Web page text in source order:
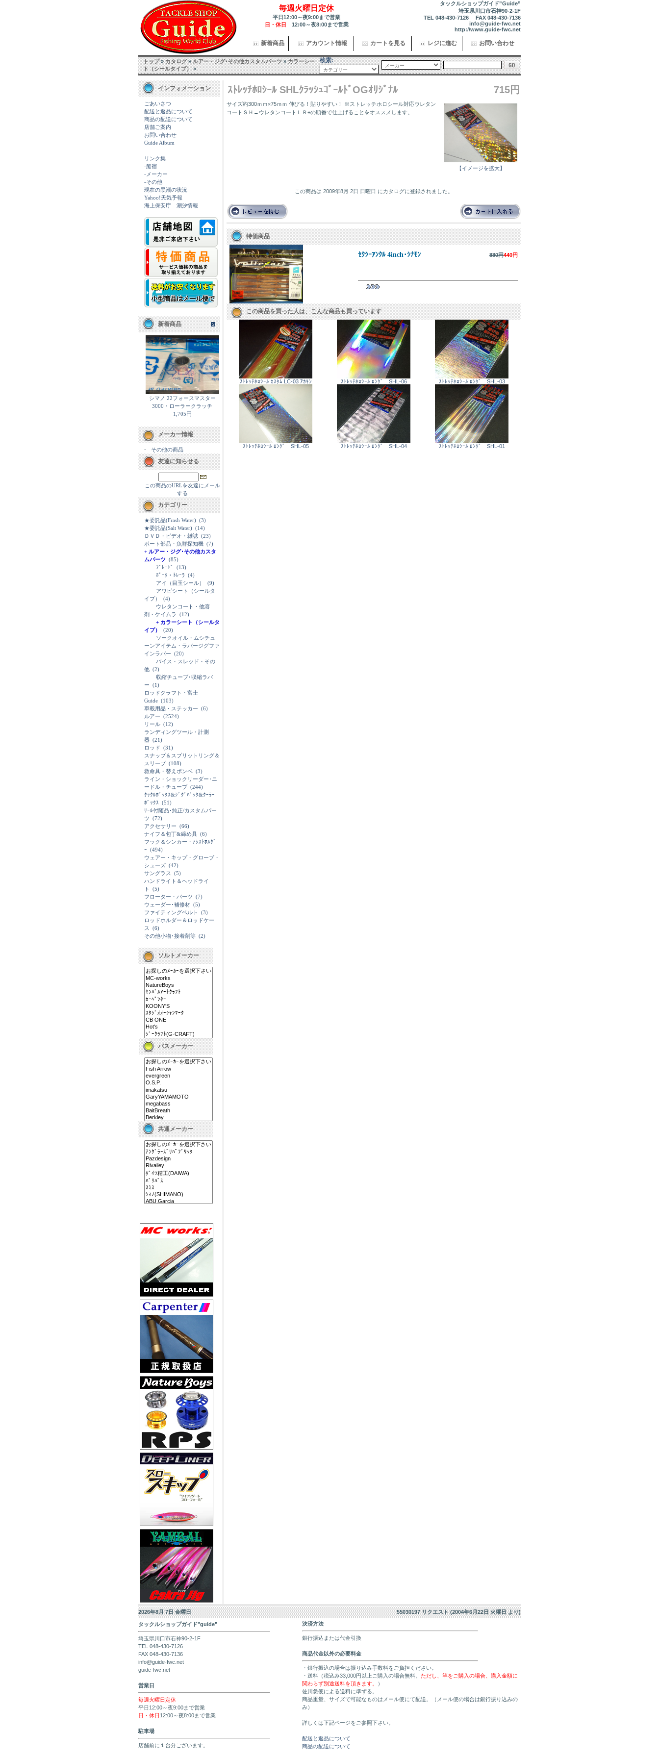
毎週火曜日定休
平日12:00～夜9:00まで営業
日・休日 12:00～夜8:00まで営業
タックルショップガイド”Guide”
埼玉県川口市石神90-2-1F
TEL 048-430-7126 FAX 048-430-7136
info@guide-fwc.net
http://www.guide-fwc.net
新着商品 アカウント情報 カートを見る レジに進む お問い合わせ
トップ»カタログ»ルアー・ジグ･その他カスタムパーツ»カラーシー
ト（シールタイプ）»
検索:
インフォメーション
ごあいさつ
配送と返品について
商品の配送について
店舗ご案内
お問い合わせ
Guide Album
リンク集
-船宿
-メーカー
-その他
現在の黒潮の状況
Yahoo!天気予報
海上保安庁 潮汐情報
新着商品
シマノ 22フォースマスター
3000・ローラークラッチ
1,705円
メーカー情報
- その他の商品
友達に知らせる
この商品のURLを友達にメール
する
カテゴリー
★委託品(Frash Water) (3)
★委託品(Salt Water) (14)
ＤＶＤ・ビデオ・雑誌 (23)
ボート部品・魚群探知機 (7)
+ ルアー・ジグ･その他カスタ
ムパーツ (85)
ﾌﾞﾚｰﾄﾞ
(13)
ﾎﾟｰｸ・ﾄﾚｰﾗ (4)
アイ（目玉シール）
(9)
アワビシート（シールタ
イプ）
(4)
ウレタンコート・他溶
剤・ケイムラ
(12)
+ カラーシート（シールタ
イプ）
(20)
ソークオイル・ムシチュ
ーンアイテム・ラバージグファ
インラバー (20)
バイス・スレッド・その
他 (2)
収縮チューブ･収縮ラバ
ー (1)
ロッドクラフト・富士
Guide (103)
車載用品・ステッカー (6)
ルアー (2524)
リール (12)
ランディングツール・計測
器 (21)
ロッド (31)
スナップ＆スプリットリング＆
スリーブ (108)
救命具・替えボンベ (3)
ライン・ショックリーダー･ニ
ードル・チューブ (244)
ﾀｯｸﾙﾎﾞｯｸｽ&ｼﾞｸﾞﾊﾞｯｸ&ｸｰﾗｰ
ﾎﾞｯｸｽ (51)
ﾘｰﾙ付随品･純正/カスタムパー
ツ (72)
アクセサリー (66)
ナイフ＆包丁&締め具 (6)
フック＆シンカー・ｱｼｽﾄﾎﾙﾀﾞ
ｰ (494)
ウェアー・キップ・グローブ・
シューズ (42)
サングラス
(5)
ハンドライト＆ヘッドライ
ト
(5)
フローター・パーツ (7)
ウェーダー･補修材 (5)
ファイティングベルト
(3)
ロッドホルダー＆ロッドケー
ス
(6)
その他小物･接着剤等 (2)
ソルトメーカー
バスメーカー
共通メーカー
ｽﾄﾚｯﾁﾎﾛｼｰﾙ SHLｸﾗｯｼｭｺﾞｰﾙﾄﾞOGｵﾘｼﾞﾅﾙ 715円
【イメージを拡大】
サイズ約300ｍｍ×75ｍｍ 伸びる！貼りやすい！ ※ストレッチホロシール対応ウレタン
コートＳＨ→ウレタンコートＬＲ+の順番で仕上げることをオススメします。
この商品は 2009年8月 2日 日曜日 にカタログに登録されました。
特価商品
ｾｸｼｰｱﾝｸﾙ 4inch･ｼﾅﾓﾝ 880円440円
この商品を買った人は、こんな商品も買っています
ｽﾄﾚｯﾁﾎﾛｼｰﾙ ｶｽﾀﾑ LC-03 ｱｶｷﾝ ｽﾄﾚｯﾁﾎﾛｼｰﾙ ﾛﾝｸﾞ SHL-06 ｽﾄﾚｯﾁﾎﾛｼｰﾙ ﾛﾝｸﾞ SHL-03
ｽﾄﾚｯﾁﾎﾛｼｰﾙ ﾛﾝｸﾞ SHL-05 ｽﾄﾚｯﾁﾎﾛｼｰﾙ ﾛﾝｸﾞ SHL-04 ｽﾄﾚｯﾁﾎﾛｼｰﾙ ﾛﾝｸﾞ SHL-01
2026年8月 7日 金曜日 55030197 リクエスト (2004年6月22日 火曜日 より)
タックルショップガイド"guide"
埼玉県川口市石神90-2-1F
TEL 048-430-7126
FAX 048-430-7136
info@guide-fwc.net
guide-fwc.net
営業日
毎週火曜日定休
平日12:00～夜9:00まで営業
日・休日 12:00～夜8:00まで営業
駐車場
店舗前に１台分ございます。
決済方法
銀行振込または代金引換
商品代金以外の必要料金
・銀行振込の場合は振り込み手数料をご負担ください。
・送料（税込み33,000円以上ご購入の場合無料。 ただし、竿をご購入の場合、購入金額に
関わらず別途送料を頂きます。
）
佐川急便による送料に準ずる。
商品重量、サイズで可能なものはメール便にて配送。（メール便の場合は銀行振り込みの
み）
詳しくは下記ページをご参照下さい。
配送と返品について
商品の配送について